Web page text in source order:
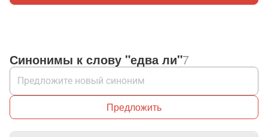
Синонимы к слову "едва ли"7
Предложить